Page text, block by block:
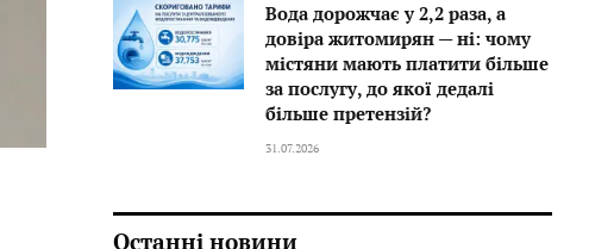
Вода дорожчає у 2,2 раза, а
довіра житомирян — ні: чому
містяни мають платити більше
за послугу, до якої дедалі
більше претензій?
31.07.2026
Останні новини